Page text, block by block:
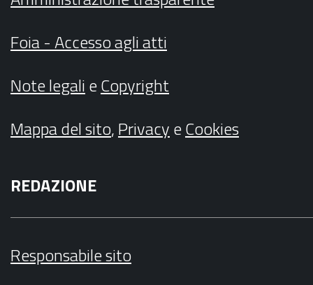
Foia - Accesso agli atti
Note legalieCopyright
Mappa del sito,PrivacyeCookies
REDAZIONE
Responsabile sito